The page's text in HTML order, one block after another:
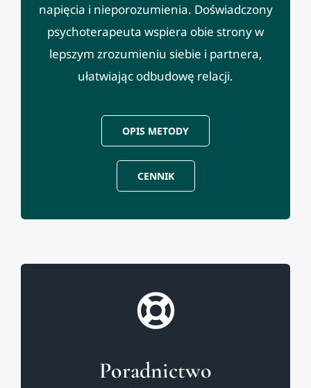
napięcia i nieporozumienia. Doświadczony
psychoterapeuta wspiera obie strony w
lepszym zrozumieniu siebie i partnera,
ułatwiając odbudowę relacji.
OPIS METODY
CENNIK
Poradnictwo